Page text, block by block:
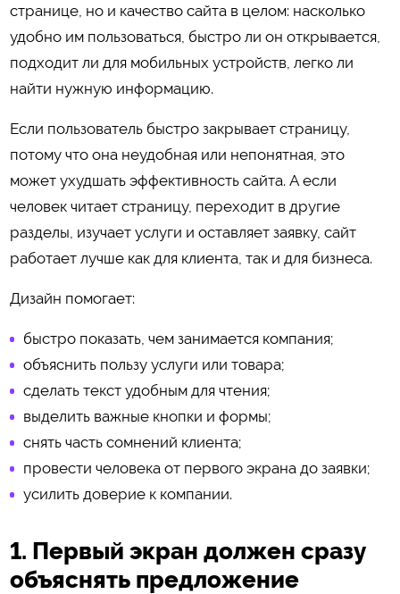
странице, но и качество сайта в целом: насколько
удобно им пользоваться, быстро ли он открывается,
подходит ли для мобильных устройств, легко ли
найти нужную информацию.
Если пользователь быстро закрывает страницу,
потому что она неудобная или непонятная, это
может ухудшать эффективность сайта. А если
человек читает страницу, переходит в другие
разделы, изучает услуги и оставляет заявку, сайт
работает лучше как для клиента, так и для бизнеса.
Дизайн помогает:
быстро показать, чем занимается компания;
объяснить пользу услуги или товара;
сделать текст удобным для чтения;
выделить важные кнопки и формы;
снять часть сомнений клиента;
провести человека от первого экрана до заявки;
усилить доверие к компании.
1. Первый экран должен сразу
объяснять предложение